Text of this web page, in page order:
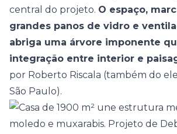
central do projeto. O espaço,
grandes panos de vidro e
abriga uma árvore imponente
integração entre interior e
por Roberto Riscala (também do
São Paulo).